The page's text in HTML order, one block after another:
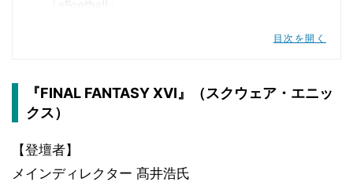
8
物語は何年経っても色あせない『クライシスコア リユニ
オン』
でほしい」
10
「ドミトレスク夫人」のスケール感を間近で味わえる
目次を開く
『FINAL FANTASY XVI』（スクウェア・エニッ
クス）
【登壇者】
メインディレクター 髙井浩氏